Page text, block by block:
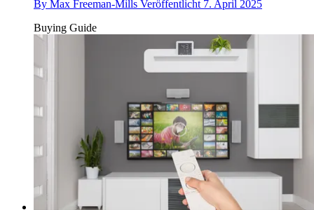
By Max Freeman-Mills Veröffentlicht 7. April 2025
Buying Guide